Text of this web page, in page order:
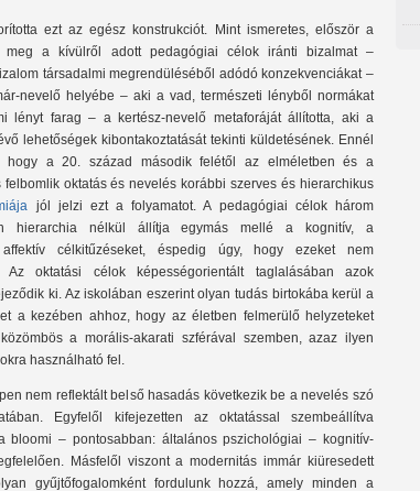
ezt az egész konstrukciót. Mint ismeretes, először a
meg a kívülről adott pedagógiai célok iránti bizalmat –
társadalmi megrendüléséből adódó konzekvenciákat –
nevelő helyébe – aki a vad, természeti lényből normákat
lényt farag – a kertész-nevelő metaforáját állította, aki a
lehetőségek kibontakoztatását tekinti küldetésének. Ennél
hogy a 20. század második felétől az elméletben és a
oktatás és nevelés korábbi szerves és hierarchikus
jól jelzi ezt a folyamatot. A pedagógiai célok három
hierarchia nélkül állítja egymás mellé a kognitív, a
célkitűzéseket, éspedig úgy, hogy ezeket nem
Az oktatási célok képességorientált taglalásában azok
ki. Az iskolában eszerint olyan tudás birtokába kerül a
a kezében ahhoz, hogy az életben felmerülő helyzeteket
a morális-akarati szférával szemben, azaz ilyen
használható fel.
nem reflektált belső hasadás következik be a nevelés szó
Egyfelől kifejezetten az oktatással szembeállítva
bloomi – pontosabban: általános pszichológiai – kognitív-
Másfelől viszont a modernitás immár kiüresedett
gyűjtőfogalomként fordulunk hozzá, amely minden a